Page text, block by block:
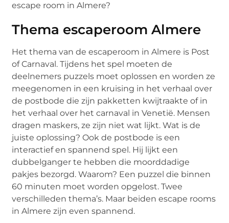
escape room in Almere?
Thema escaperoom Almere
Het thema van de escaperoom in Almere is Post
of Carnaval. Tijdens het spel moeten de
deelnemers puzzels moet oplossen en worden ze
meegenomen in een kruising in het verhaal over
de postbode die zijn pakketten kwijtraakte of in
het verhaal over het carnaval in Venetië. Mensen
dragen maskers, ze zijn niet wat lijkt. Wat is de
juiste oplossing? Ook de postbode is een
interactief en spannend spel. Hij lijkt een
dubbelganger te hebben die moorddadige
pakjes bezorgd. Waarom? Een puzzel die binnen
60 minuten moet worden opgelost. Twee
verschilleden thema’s. Maar beiden escape rooms
in Almere zijn even spannend.